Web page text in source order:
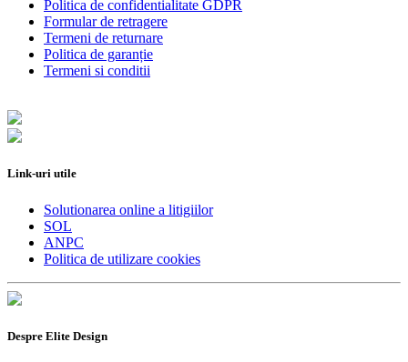
Politica de confidentialitate GDPR
Formular de retragere
Termeni de returnare
Politica de garanție
Termeni si conditii
Link-uri utile
Solutionarea online a litigiilor
SOL
ANPC
Politica de utilizare cookies
Despre Elite Design